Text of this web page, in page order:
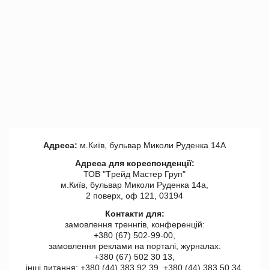
Адреса: м.Київ, бульвар Миколи Руденка 14А
Адреса для кореспонденції:
ТОВ "Tрейд Мастер Груп"
м.Київ, бульвар Миколи Руденка 14а,
2 поверх, оф 121, 03194
Контакти для:
замовлення треннгів, конференцій:
+380 (67) 502-99-00,
замовлення реклами на порталі, журналах:
+380 (67) 502 30 13,
інші питання: +380 (44) 383 92 39, +380 (44) 383 50 34.